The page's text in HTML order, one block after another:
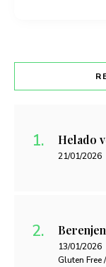
Helado
21/01/2026
13/01/2026
Gluten Free